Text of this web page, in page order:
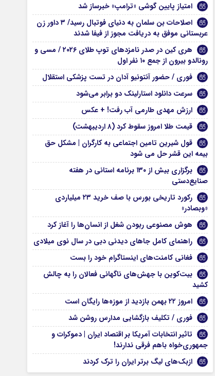
امتیاز پایین گوشی «ترامپ» خبرساز شد
اصلاحات بن سلمان به دنیای فوتبال رسید/ ۳ داور زن
عربستانی موفق به دریافت مجوز از فیفا شدند
هری کین در صدر نامزد‌های توپ طلای ۲۰۲۶ / مسی و
رونالدو بیرون از جمع ۱۰ نفر اول
فوری / حضور آنتونیو آدان در تست پزشکی استقلال
سرعت دانلود استارلینک دو برابر می‌شود
ارزش مهدی طارمی آب رفت! + عکس
قیمت طلا امروز سقوط کرد (۸ اردیبهشت)
قول شیرین تامین اجتماعی به کارگران | مشکل حق
بیمه این قشر حل می شود
برگزاری بیش از ۱۳۰ برنامه استانی در هفته
صنایع‌دستی
رکورد تاریخی بورس با صف خرید ۲۳ میلیاردی
«وبصادر»
هوش مصنوعی ربودن شغل از انسان‌ها را آغاز کرد
راهنمای کامل جاهای دیدنی دبی در سال نوی میلادی
فغانی کامنت‌های اینستاگرام خود را بست
بیت‌کوین با جهش‌های ناگهانی فعالان را به چالش
کشید
امروز ۲۲ بهمن بازدید از موزه‌ها رایگان است
فوری / تکلیف بازگشایی مدارس روشن شد
تاثیر انتخابات آمریکا بر اقتصاد ایران | دموکرات و
جمهوری‌خواه باهم فرقی ندارند!
ازبک‌های لیگ برتر ایران را ترک کردند